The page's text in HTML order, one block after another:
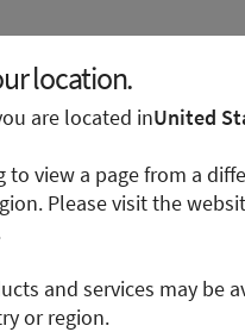
location.
are located inUnited
to view a page from a
Please visit the
and services may be
or region.